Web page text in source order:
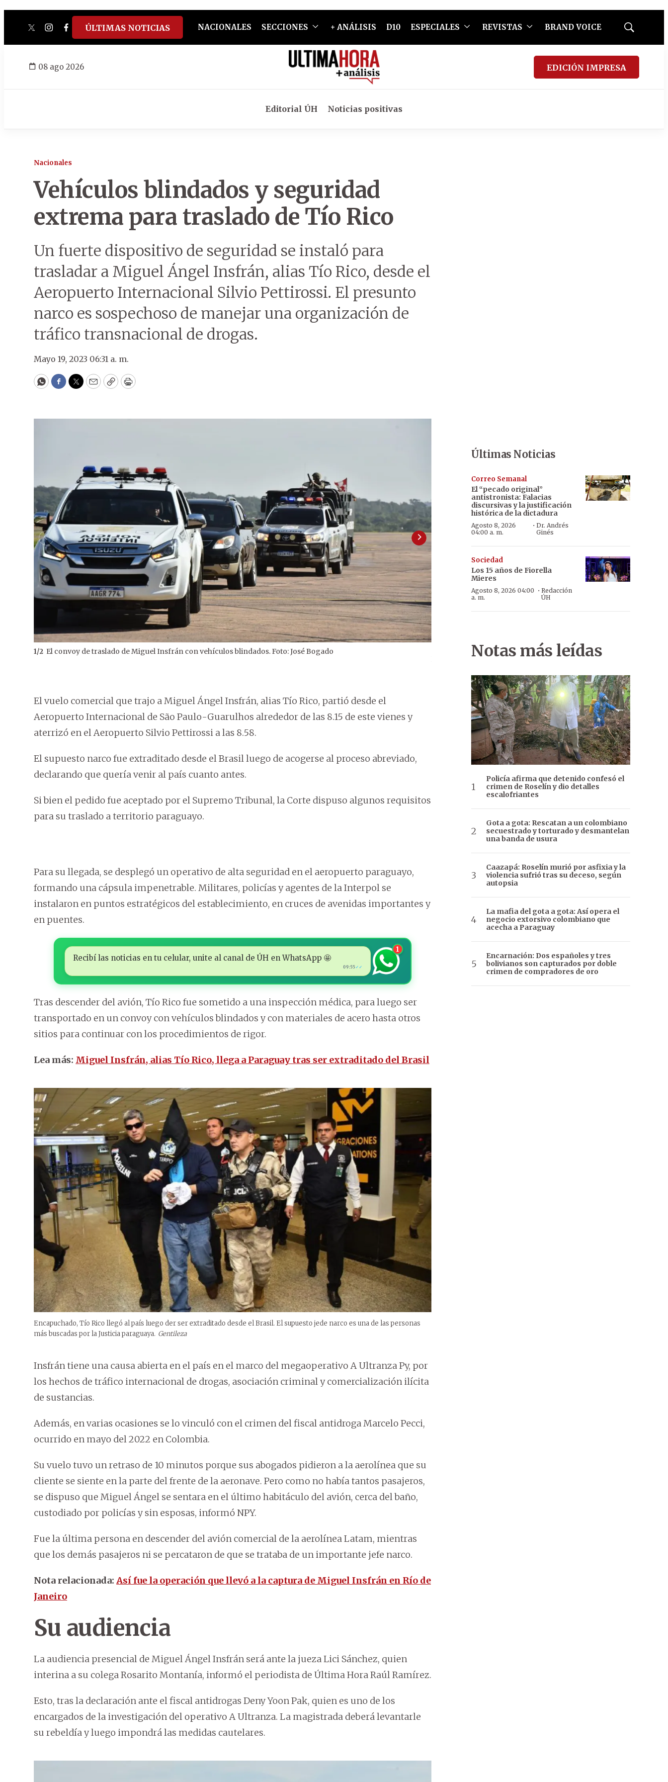
twitterinstagram
facebook
tiktokyoutube
spotify
ÚLTIMAS NOTICIAS NACIONALES SECCIONES + ANÁLISIS D10 ESPECIALES REVISTAS BRAND VOICE
Mostrar
08 ago 2026 EDICIÓN IMPRESA
Editorial ÚH Noticias positivas
Nacionales
Vehículos blindados y seguridad
extrema para traslado de Tío Rico
Un fuerte dispositivo de seguridad se instaló para
trasladar a Miguel Ángel Insfrán, alias Tío Rico, desde el
Aeropuerto Internacional Silvio Pettirossi. El presunto
narco es sospechoso de manejar una organización de
tráfico transnacional de drogas.
Mayo 19, 2023 06:31 a. m.
WhatsApp
Facebook
Twitter
EmailCopyPrint
1/2 El convoy de traslado de Miguel Insfrán con vehículos blindados. Foto: José Bogado
Encapuchado, Tío Rico llegó al país luego der ser extraditado
El vuelo comercial que trajo a Miguel Ángel Insfrán, alias Tío Rico, partió desde el
Aeropuerto Internacional de São Paulo-Guarulhos alrededor de las 8.15 de este vienes y
aterrizó en el Aeropuerto Silvio Pettirossi a las 8.58.
El supuesto narco fue extraditado desde el Brasil luego de acogerse al proceso abreviado,
declarando que quería venir al país cuanto antes.
Si bien el pedido fue aceptado por el Supremo Tribunal, la Corte dispuso algunos requisitos
para su traslado a territorio paraguayo.
Para su llegada, se desplegó un operativo de alta seguridad en el aeropuerto paraguayo,
formando una cápsula impenetrable. Militares, policías y agentes de la Interpol se
instalaron en puntos estratégicos del establecimiento, en cruces de avenidas importantes y
en puentes.
Recibí las noticias en tu celular, unite al canal de ÚH en WhatsApp 🤩
09:55 ✓✓
1
Tras descender del avión, Tío Rico fue sometido a una inspección médica, para luego ser
transportado en un convoy con vehículos blindados y con materiales de acero hasta otros
sitios para continuar con los procedimientos de rigor.
Lea más: Miguel Insfrán, alias Tío Rico, llega a Paraguay tras ser extraditado del Brasil
Encapuchado, Tío Rico llegó al país luego der ser extraditado desde el Brasil. El supuesto jede narco es una de las personas
más buscadas por la Justicia paraguaya. Gentileza
Insfrán tiene una causa abierta en el país en el marco del megaoperativo A Ultranza Py, por
los hechos de tráfico internacional de drogas, asociación criminal y comercialización ilícita
de sustancias.
Además, en varias ocasiones se lo vinculó con el crimen del fiscal antidroga Marcelo Pecci,
ocurrido en mayo del 2022 en Colombia.
Su vuelo tuvo un retraso de 10 minutos porque sus abogados pidieron a la aerolínea que su
cliente se siente en la parte del frente de la aeronave. Pero como no había tantos pasajeros,
se dispuso que Miguel Ángel se sentara en el último habitáculo del avión, cerca del baño,
custodiado por policías y sin esposas, informó NPY.
Fue la última persona en descender del avión comercial de la aerolínea Latam, mientras
que los demás pasajeros ni se percataron de que se trataba de un importante jefe narco.
Nota relacionada: Así fue la operación que llevó a la captura de Miguel Insfrán en Río de
Janeiro
Su audiencia
La audiencia presencial de Miguel Ángel Insfrán será ante la jueza Lici Sánchez, quien
interina a su colega Rosarito Montanía, informó el periodista de Última Hora Raúl Ramírez.
Esto, tras la declaración ante el fiscal antidrogas Deny Yoon Pak, quien es uno de los
encargados de la investigación del operativo A Ultranza. La magistrada deberá levantarle
su rebeldía y luego impondrá las medidas cautelares.
Últimas Noticias
Correo Semanal
El “pecado original”
antistronista: Falacias
discursivas y la justificación
histórica de la dictadura
Agosto 8, 2026
04:00 a. m.
·Dr. Andrés
Ginés
Sociedad
Los 15 años de Fiorella
Mieres
Agosto 8, 2026 04:00
a. m.
· Redacción
ÚH
Notas más leídas
Policía afirma que detenido confesó el
crimen de Roselín y dio detalles
escalofriantes
Gota a gota: Rescatan a un colombiano
secuestrado y torturado y desmantelan
una banda de usura
Caazapá: Roselín murió por asfixia y la
violencia sufrió tras su deceso, según
autopsia
La mafia del gota a gota: Así opera el
negocio extorsivo colombiano que
acecha a Paraguay
Encarnación: Dos españoles y tres
bolivianos son capturados por doble
crimen de compradores de oro